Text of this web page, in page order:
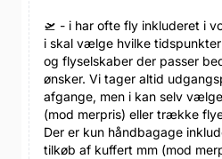
🛫 - i har ofte fly inkluderet i
i skal vælge hvilke
og flyselskaber der passer
ønsker. Vi tager altid
afgange, men i kan selv
(mod merpris) eller trække
Der er kun håndbagage
tilkøb af kuffert mm (mod